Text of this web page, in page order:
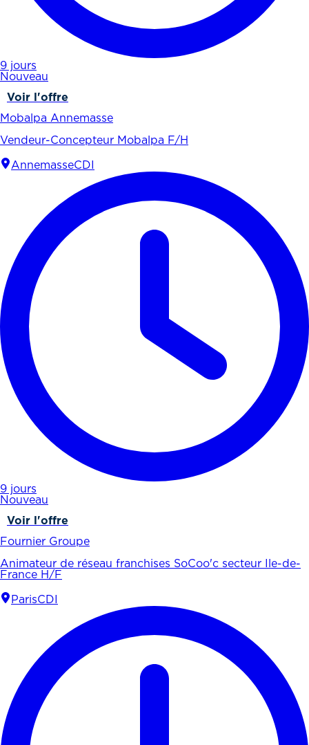
9 jours
Nouveau
Voir l'offre
Mobalpa Annemasse
Vendeur-Concepteur Mobalpa F/H
AnnemasseCDI
9 jours
Nouveau
Voir l'offre
Fournier Groupe
Animateur de réseau franchises SoCoo'c secteur Ile-de-
France H/F
ParisCDI